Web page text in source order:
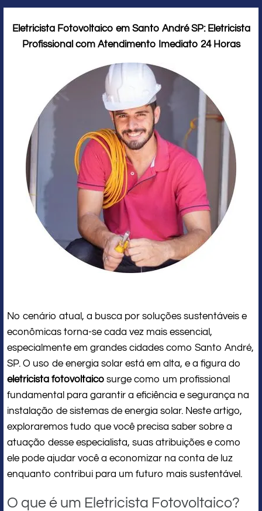
Eletricista Fotovoltaico em Santo André SP: Eletricista
Profissional com Atendimento Imediato 24 Horas
No cenário atual, a busca por soluções sustentáveis e
econômicas torna-se cada vez mais essencial,
especialmente em grandes cidades como Santo André,
SP. O uso de energia solar está em alta, e a figura do
eletricista fotovoltaico surge como um profissional
fundamental para garantir a eficiência e segurança na
instalação de sistemas de energia solar. Neste artigo,
exploraremos tudo que você precisa saber sobre a
atuação desse especialista, suas atribuições e como
ele pode ajudar você a economizar na conta de luz
enquanto contribui para um futuro mais sustentável.
O que é um Eletricista Fotovoltaico?